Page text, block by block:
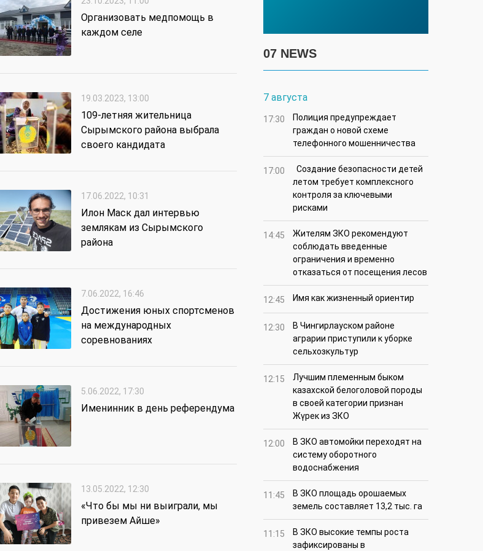
Организовать медпомощь в
каждом селе
19.03.2023, 13:00
109-летняя жительница
Сырымского района выбрала
своего кандидата
17.06.2022, 10:31
Илон Маск дал интервью
землякам из Сырымского
района
7.06.2022, 16:46
Достижения юных спортсменов
на международных
соревнованиях
5.06.2022, 17:30
Именинник в день референдума
13.05.2022, 12:30
«Что бы мы ни выиграли, мы
привезем Айше»
07 NEWS
7 августа
17:30
Полиция предупреждает
граждан о новой схеме
телефонного мошенничества
17:00
Создание безопасности детей
летом требует комплексного
контроля за ключевыми
рисками
14:45
Жителям ЗКО рекомендуют
соблюдать введенные
ограничения и временно
отказаться от посещения лесов
12:45 Имя как жизненный ориентир
12:30
В Чингирлауском районе
аграрии приступили к уборке
сельхозкультур
12:15
Лучшим племенным быком
казахской белоголовой породы
в своей категории признан
Жүрек из ЗКО
12:00
В ЗКО автомойки переходят на
систему оборотного
водоснабжения
11:45
В ЗКО площадь орошаемых
земель составляет 13,2 тыс. га
11:15
В ЗКО высокие темпы роста
зафиксированы в